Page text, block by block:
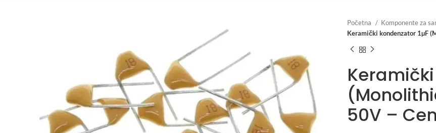
Početna Komponente za
Keramički kondenzator 1µF
50V –